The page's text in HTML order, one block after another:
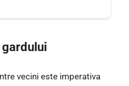
vecini este imperativa